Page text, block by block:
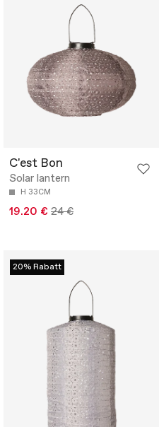
C'est Bon
Solar lantern
H 33CM
19.20 € 24 €
20% Rabatt